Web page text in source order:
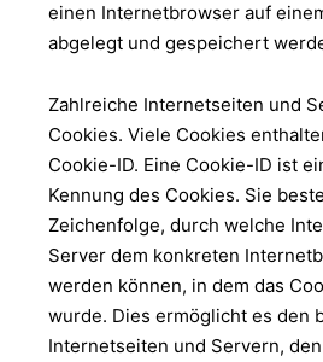
einen Internetbrowser auf
abgelegt und gespeichert
Zahlreiche Internetseiten und
Cookies. Viele Cookies
Cookie-ID. Eine Cookie-ID ist
Kennung des Cookies. Sie
Zeichenfolge, durch welche
Server dem konkreten
werden können, in dem das
wurde. Dies ermöglicht es den
Internetseiten und Servern,